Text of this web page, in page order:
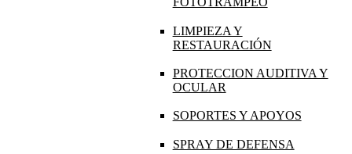
LIMPIEZA Y
RESTAURACIÓN
PROTECCION AUDITIVA Y
OCULAR
SOPORTES Y APOYOS
SPRAY DE DEFENSA